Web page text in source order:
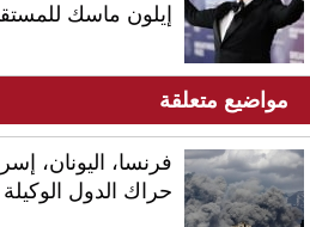
إيلون ماسك
مواضيع متعلقة
فرنسا، اليونان،
حراك الدول